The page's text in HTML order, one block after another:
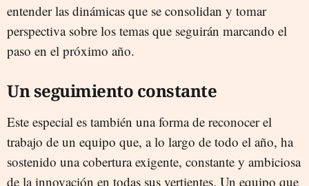
entender las dinámicas que se consolidan y tomar
perspectiva sobre los temas que seguirán marcando el
paso en el próximo año.
Un seguimiento constante
Este especial es también una forma de reconocer el
trabajo de un equipo que, a lo largo de todo el año, ha
sostenido una cobertura exigente, constante y ambiciosa
de la innovación en todas sus vertientes. Un equipo que